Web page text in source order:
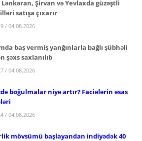
Lənkəran, Şirvan və Yevlaxda güzəştli
satışa çıxarır
/ 04.08.2026
baş vermiş yanğınlarla bağlı şübhəli
şəxs saxlanılıb
/ 04.08.2026
boğulmalar niyə artır? Faciələrin əsas
/ 04.08.2026
mövsümü başlayandan indiyədək 40